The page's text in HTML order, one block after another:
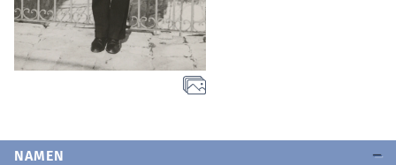
NAMEN